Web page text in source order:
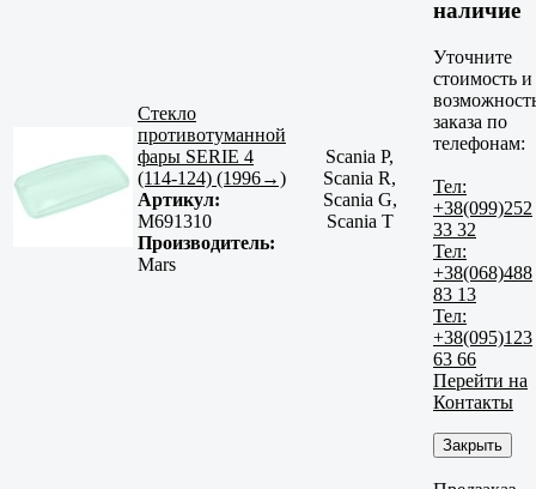
Стекло
противотуманной
фары SERIE 4
(114-124) (1996→)
Артикул:
M691310
Производитель:
Mars
Scania P,
Scania R,
Scania G,
Scania T
наличие
Уточните
стоимость и
заказа по
телефонам:
Тел:
+38(099)252
33 32
Тел:
+38(068)488
83 13
Тел:
+38(095)123
63 66
Перейти на
Контакты
Закрыть